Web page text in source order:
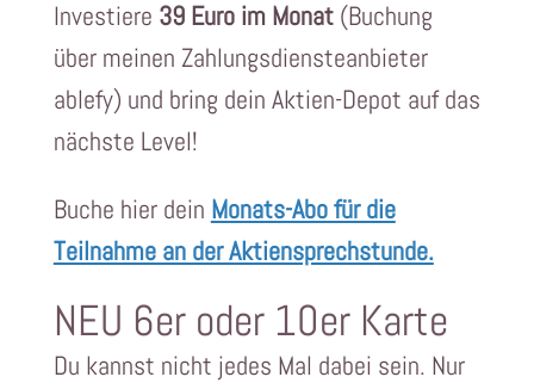
Investiere 39 Euro im Monat(Buchung
über meinen Zahlungsdiensteanbieter
ablefy) und bring dein Aktien-Depot auf das
nächste Level!
Buche hier dein Monats-Abo für die
Teilnahme an der Aktiensprechstunde.
NEU 6er oder 10er Karte
Du kannst nicht jedes Mal dabei sein. Nur